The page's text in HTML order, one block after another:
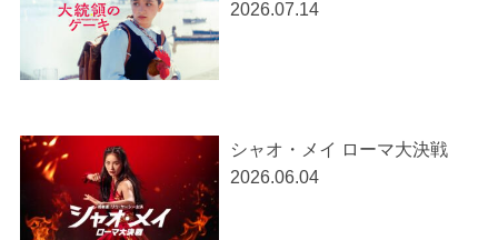
2026.07.14
シャオ・メイ ローマ大決戦
2026.06.04